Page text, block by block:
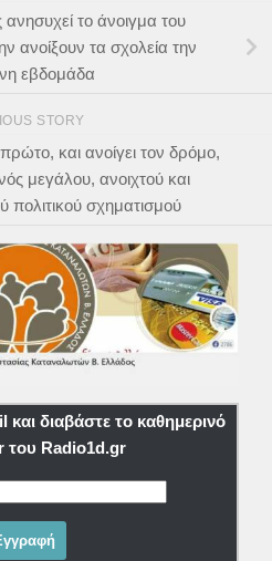
το άνοιγμα του
ανοίξουν τα σχολεία την
εβδομάδα
STORY
και ανοίγει τον δρόμο,
μεγάλου, ανοιχτού και
πολιτικού σχηματισμού
διαβάστε το καθημερινό
του Radio1d.gr